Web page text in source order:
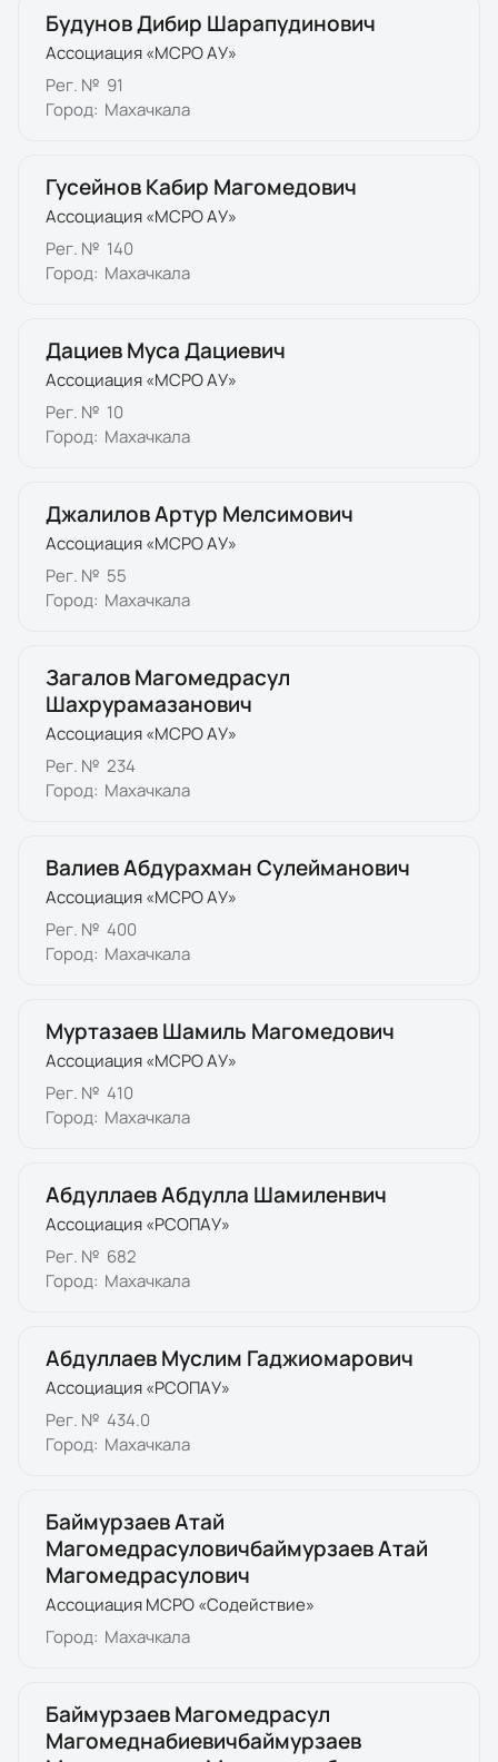
Будунов Дибир Шарапудинович
Ассоциация «МСРО АУ»
Рег. № 91
Город: Махачкала
Гусейнов Кабир Магомедович
Ассоциация «МСРО АУ»
Рег. № 140
Город: Махачкала
Дациев Муса Дациевич
Ассоциация «МСРО АУ»
Рег. № 10
Город: Махачкала
Джалилов Артур Мелсимович
Ассоциация «МСРО АУ»
Рег. № 55
Город: Махачкала
Загалов Магомедрасул
Шахрурамазанович
Ассоциация «МСРО АУ»
Рег. № 234
Город: Махачкала
Валиев Абдурахман Сулейманович
Ассоциация «МСРО АУ»
Рег. № 400
Город: Махачкала
Муртазаев Шамиль Магомедович
Ассоциация «МСРО АУ»
Рег. № 410
Город: Махачкала
Абдуллаев Абдулла Шамиленвич
Ассоциация «РСОПАУ»
Рег. № 682
Город: Махачкала
Абдуллаев Муслим Гаджиомарович
Ассоциация «РСОПАУ»
Рег. № 434.0
Город: Махачкала
Баймурзаев Атай
Магомедрасуловичбаймурзаев Атай
Магомедрасулович
Ассоциация МСРО «Содействие»
Город: Махачкала
Баймурзаев Магомедрасул
Магомеднабиевичбаймурзаев